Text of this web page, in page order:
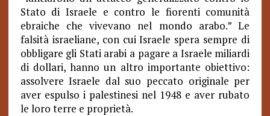
Stato di Israele e contro le fiorenti comunità
ebraiche che vivevano nel mondo arabo.” Le
falsità israeliane, con cui Israele spera sempre di
obbligare gli Stati arabi a pagare a Israele miliardi
di dollari, hanno un altro importante obiettivo:
assolvere Israele dal suo peccato originale per
aver espulso i palestinesi nel 1948 e aver rubato
le loro terre e proprietà.